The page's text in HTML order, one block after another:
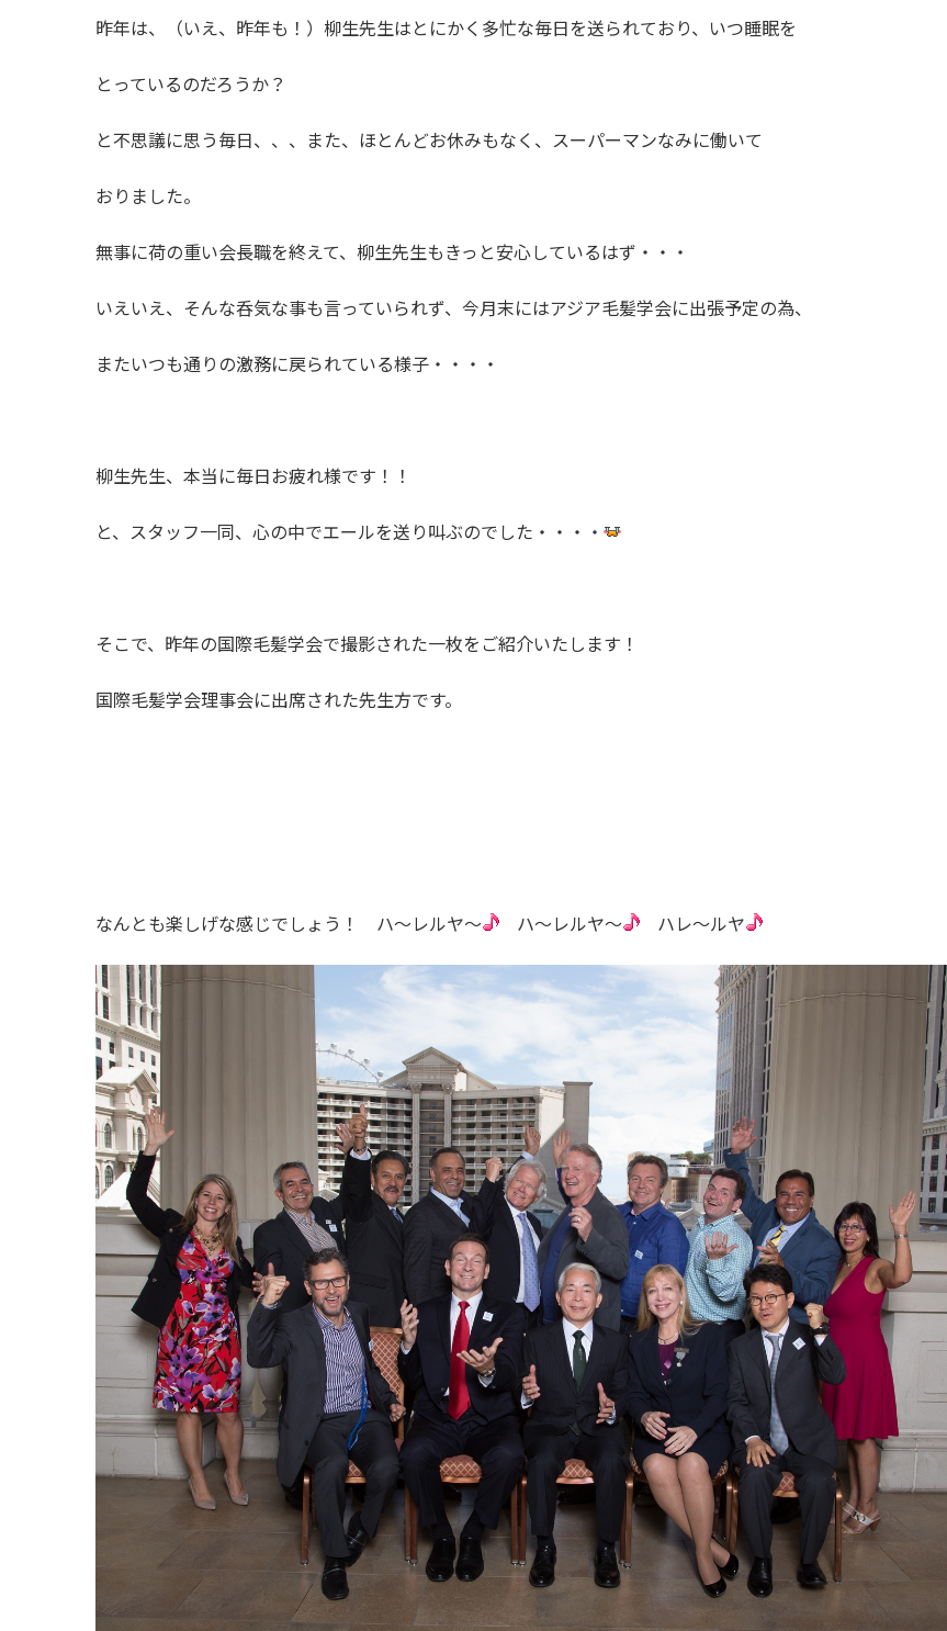
昨年は、（いえ、昨年も！）柳生先生はとにかく多忙な毎日を送られており、いつ睡眠を
とっているのだろうか？
と不思議に思う毎日、、、また、ほとんどお休みもなく、スーパーマンなみに働いて
おりました。
無事に荷の重い会長職を終えて、柳生先生もきっと安心しているはず・・・
いえいえ、そんな呑気な事も言っていられず、今月末にはアジア毛髪学会に出張予定の為、
またいつも通りの激務に戻られている様子・・・・
柳生先生、本当に毎日お疲れ様です！！
と、スタッフ一同、心の中でエールを送り叫ぶのでした・・・・
そこで、昨年の国際毛髪学会で撮影された一枚をご紹介いたします！
国際毛髪学会理事会に出席された先生方です。
なんとも楽しげな感じでしょう！ ハ～レルヤ～ ハ～レルヤ～ ハレ～ルヤ